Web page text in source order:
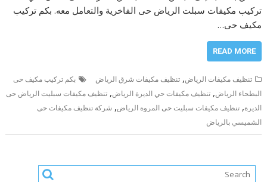
تركيب مكيفات سبلت الرياض حى الفاخرية والتعامل معه. بكم تركيب
مكيف حى…
READ MORE
تنظيف مكيفات الرياض,تنظيف مكيفات شرق الرياض
بكم تركيب مكيف حى
البطحاء الرياض,تنظيف مكيفات حي الديرة الرياض,تنظيف مكيفات سبليت الرياض حى
الديرة,تنظيف مكيفات سبليت حى المروة الرياض, شركة تنظيف مكيفات حى
الشميسي بالرياض